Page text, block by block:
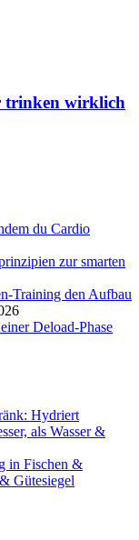
trinken wirklich
du Cardio
zur smarten
Training den Aufbau
Deload-Phase
Hydriert
als Wasser &
in Fischen &
Gütesiegel